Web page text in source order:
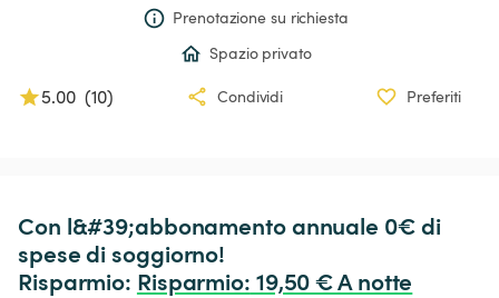
Prenotazione su richiesta
Spazio privato
5.00 (10) Condividi Preferiti
Con l&#39;abbonamento annuale 0€ di
spese di soggiorno!
Risparmio: Risparmio: 19,50 € A notte